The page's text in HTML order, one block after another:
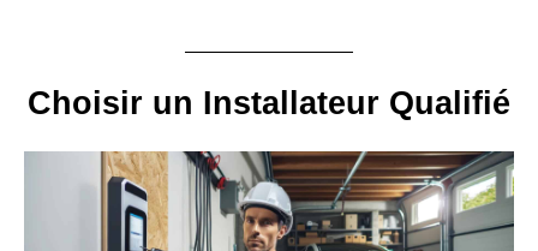
Choisir un Installateur Qualifié